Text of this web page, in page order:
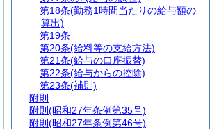
第18条(勤務1時間当たりの給与額の
算出)
第19条
第20条(給料等の支給方法)
第21条(給与の口座振替)
第22条(給与からの控除)
第23条(補則)
附則
附則 (昭和27年条例第35号)
附則 (昭和27年条例第46号)